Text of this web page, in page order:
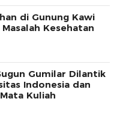
di Gunung Kawi
Kesehatan
Gumilar Dilantik
Indonesia dan
Kuliah